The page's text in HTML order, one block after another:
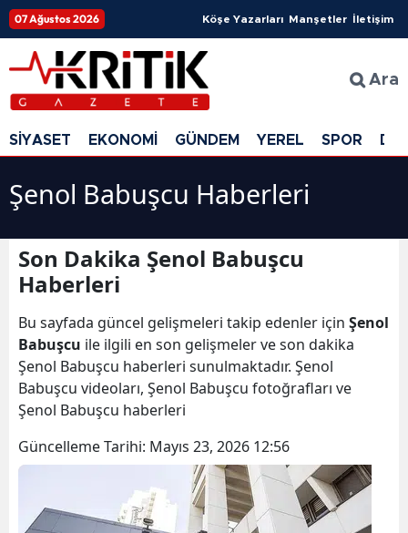
07 Ağustos 2026 Köşe Yazarları Manşetler İletişim
Ara
SİYASET EKONOMİ GÜNDEM YEREL SPOR
Şenol Babuşcu Haberleri
Son Dakika Şenol Babuşcu
Haberleri
Bu sayfada güncel gelişmeleri takip edenler için Şenol
Babuşcu ile ilgili en son gelişmeler ve son dakika
Şenol Babuşcu haberleri sunulmaktadır. Şenol
Babuşcu videoları, Şenol Babuşcu fotoğrafları ve
Şenol Babuşcu haberleri
Güncelleme Tarihi: Mayıs 23, 2026 12:56